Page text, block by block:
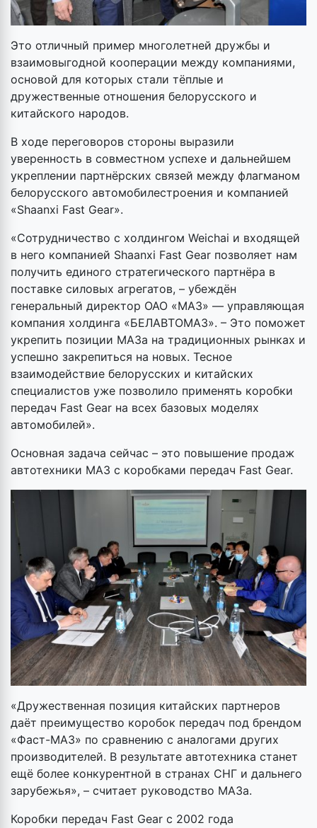
Это отличный пример многолетней дружбы и
взаимовыгодной кооперации между компаниями,
основой для которых стали тёплые и
дружественные отношения белорусского и
китайского народов.
В ходе переговоров стороны выразили
уверенность в совместном успехе и дальнейшем
укреплении партнёрских связей между флагманом
белорусского автомобилестроения и компанией
«Shaanxi Fast Gear».
«Сотрудничество с холдингом Weichai и входящей
в него компанией Shaanxi Fast Gear позволяет нам
получить единого стратегического партнёра в
поставке силовых агрегатов, – убеждён
генеральный директор ОАО «МАЗ» — управляющая
компания холдинга «БЕЛАВТОМАЗ». – Это поможет
укрепить позиции МАЗа на традиционных рынках и
успешно закрепиться на новых. Тесное
взаимодействие белорусских и китайских
специалистов уже позволило применять коробки
передач Fast Gear на всех базовых моделях
автомобилей».
Основная задача сейчас – это повышение продаж
автотехники МАЗ с коробками передач Fast Gear.
«Дружественная позиция китайских партнеров
даёт преимущество коробок передач под брендом
«Фаст-МАЗ» по сравнению с аналогами других
производителей. В результате автотехника станет
ещё более конкурентной в странах СНГ и дальнего
зарубежья», – считает руководство МАЗа.
Коробки передач Fast Gear с 2002 года